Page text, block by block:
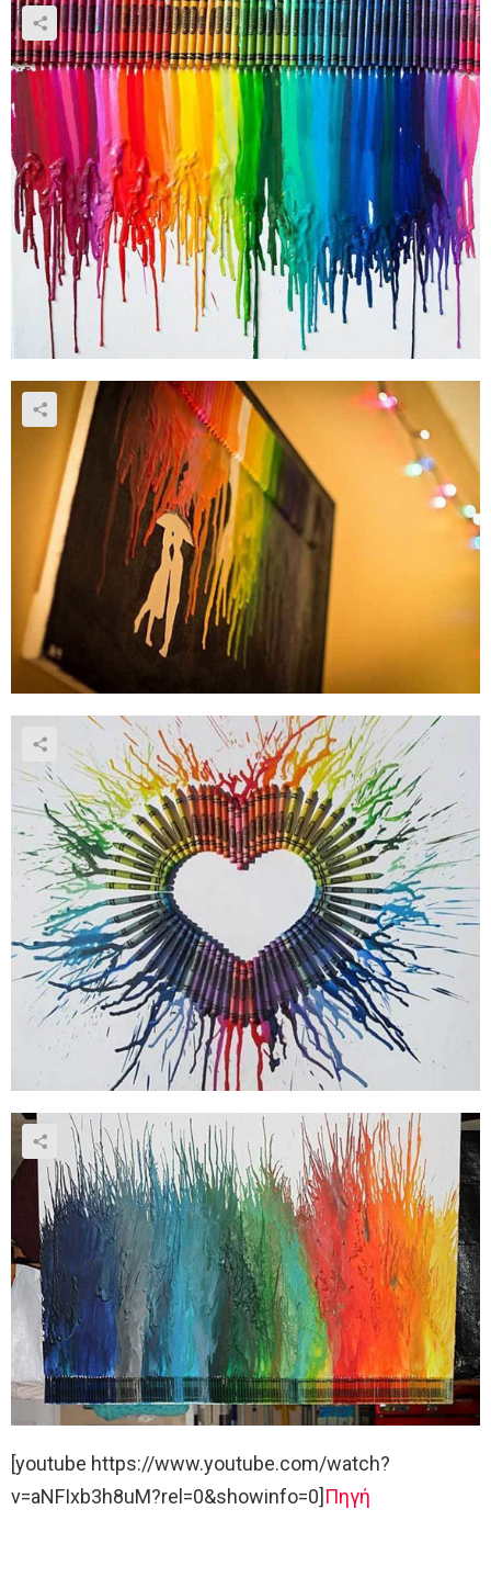
[youtube https://www.youtube.com/watch?
v=aNFIxb3h8uM?rel=0&showinfo=0] Πηγή